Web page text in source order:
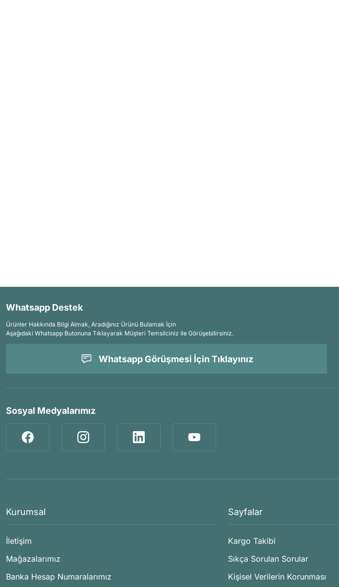
Whatsapp Destek
Ürünler Hakkında Bilgi Almak, Aradığınız Ürünü Bulamak İçin
Aşağıdaki Whatsapp Butonuna Tıklayarak Müşteri Temsilciniz ile Görüşebilirsiniz.
Whatsapp Görüşmesi İçin Tıklayınız
Sosyal Medyalarımız
Kurumsal
İletişim
Mağazalarımız
Banka Hesap Numaralarımız
Sayfalar
Kargo Takibi
Sıkça Sorulan Sorular
Kişisel Verilerin Korunması